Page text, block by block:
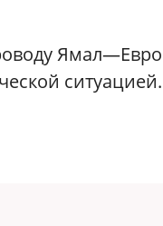
ситуацией.